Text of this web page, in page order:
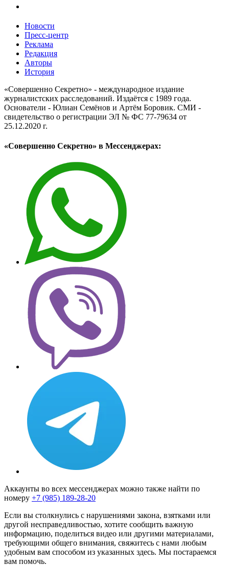
Новости
Пресс-центр
Реклама
Редакция
Авторы
История
«Совершенно Секретно» - международное издание
журналистских расследований. Издаётся с 1989 года.
Основатели - Юлиан Семёнов и Артём Боровик. CМИ -
свидетельство о регистрации ЭЛ № ФС 77-79634 от
25.12.2020 г.
«Совершенно Секретно» в Мессенджерах:
Аккаунты во всех мессенджерах можно также найти по
номеру +7 (985) 189-28-20
Если вы столкнулись с нарушениями закона, взятками или
другой несправедливостью, хотите сообщить важную
информацию, поделиться видео или другими материалами,
требующими общего внимания, свяжитесь с нами любым
удобным вам способом из указанных здесь. Мы постараемся
вам помочь.